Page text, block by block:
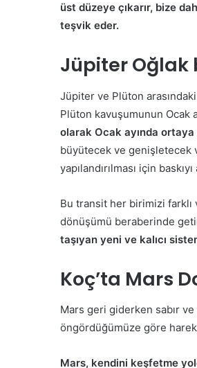
üst düzeye çıkarır, bize
teşvik eder.
Jüpiter Oğlak
Jüpiter ve Plüton
Plüton kavuşumunun Ocak
olarak Ocak ayında
büyütecek ve genişletecek
yapılandırılması için
Bu transit her birimizi
dönüşümü beraberinde
taşıyan yeni ve kalıcı
Koç’ta Mars
Mars geri giderken sabır
öngördüğümüze göre
Mars, kendini keşfetme